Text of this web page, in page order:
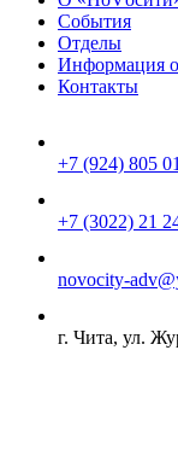
События
Отделы
Информация
Контакты
+7 (924) 805
+7 (3022) 21
novocity-
г. Чита, ул.